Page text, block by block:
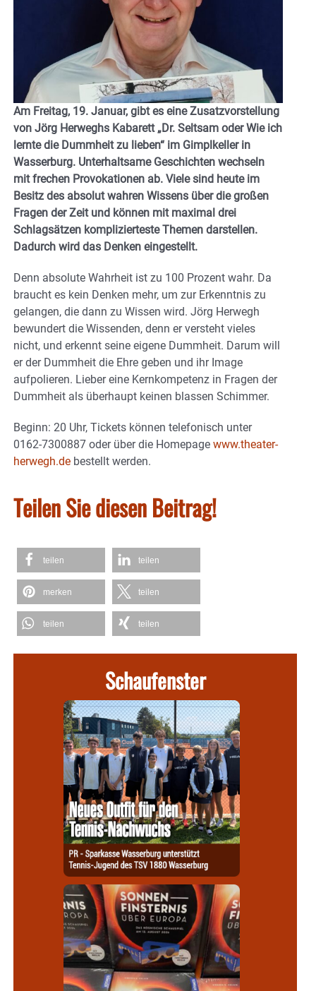
Am Freitag, 19. Januar, gibt es eine Zusatzvorstellung
von Jörg Herweghs Kabarett „Dr. Seltsam oder Wie ich
lernte die Dummheit zu lieben“ im Gimplkeller in
Wasserburg. Unterhaltsame Geschichten wechseln
mit frechen Provokationen ab. Viele sind heute im
Besitz des absolut wahren Wissens über die großen
Fragen der Zeit und können mit maximal drei
Schlagsätzen komplizierteste Themen darstellen.
Dadurch wird das Denken eingestellt.
Denn absolute Wahrheit ist zu 100 Prozent wahr. Da
braucht es kein Denken mehr, um zur Erkenntnis zu
gelangen, die dann zu Wissen wird. Jörg Herwegh
bewundert die Wissenden, denn er versteht vieles
nicht, und erkennt seine eigene Dummheit. Darum will
er der Dummheit die Ehre geben und ihr Image
aufpolieren. Lieber eine Kernkompetenz in Fragen der
Dummheit als überhaupt keinen blassen Schimmer.
Beginn: 20 Uhr, Tickets können telefonisch unter
0162-7300887 oder über die Homepage www.theater-
herwegh.de bestellt werden.
Teilen Sie diesen Beitrag!
teilen teilen
merken teilen
teilen teilen
Schaufenster